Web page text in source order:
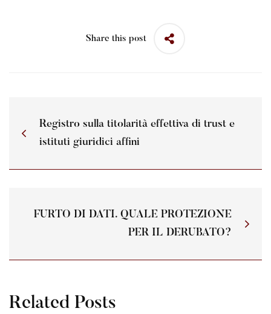
Share this post
Registro sulla titolarità effettiva di trust e
istituti giuridici affini
FURTO DI DATI. QUALE PROTEZIONE
PER IL DERUBATO?
Related Posts